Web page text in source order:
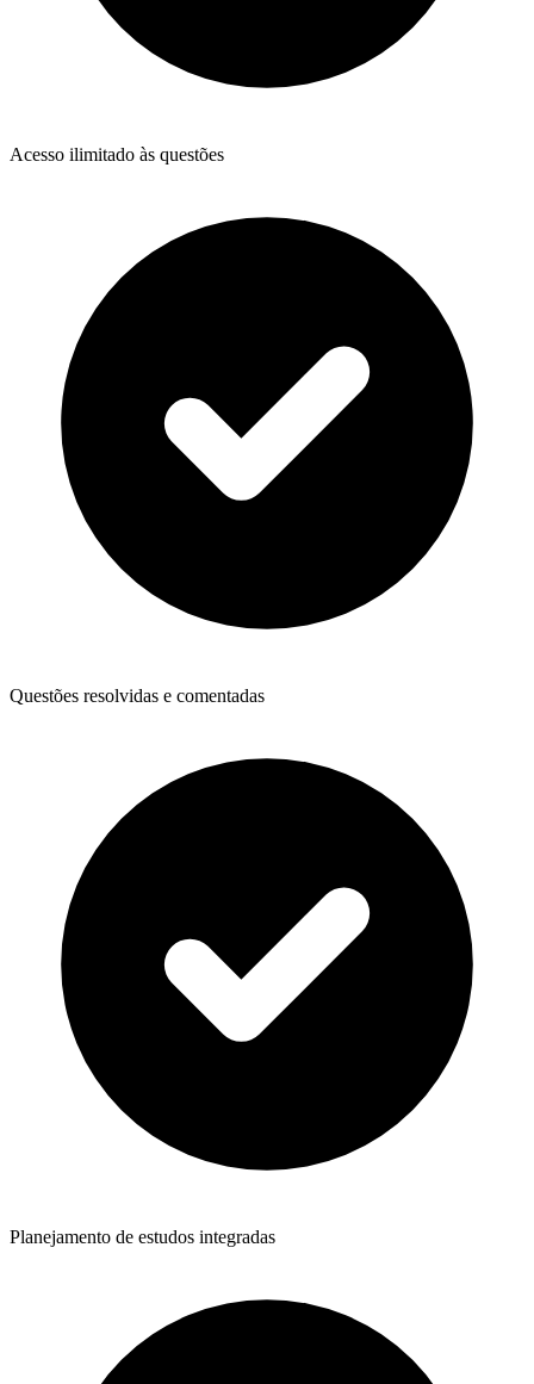
Acesso ilimitado às questões
Questões resolvidas e comentadas
Planejamento de estudos integradas